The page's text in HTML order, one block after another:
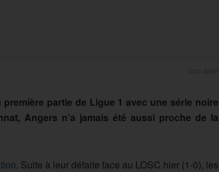
partie de Ligue 1 avec une série noire
Angers n’a jamais été aussi proche de la
. Suite à leur défaite face au LOSC hier (1-0), les